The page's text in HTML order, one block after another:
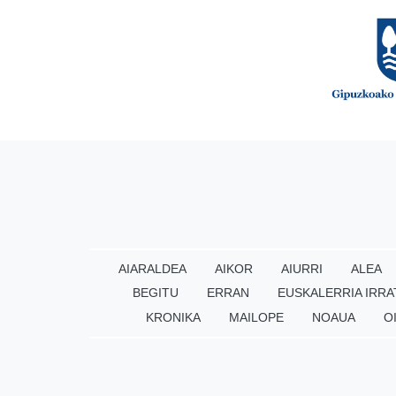
AIARALDEA AIKOR AIURRI ALEA
BEGITU
ERRAN EUSKALERRIA
KRONIKA
MAILOPE NOAUA